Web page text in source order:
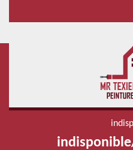
indisponible